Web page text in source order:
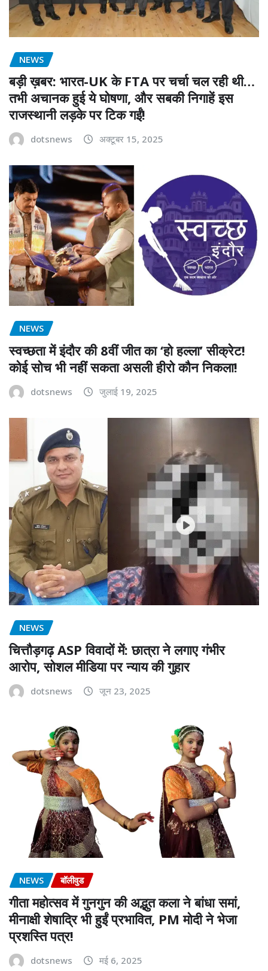
NEWS
बड़ी ख़बर: भारत-UK के FTA पर चर्चा चल रही थी…
तभी अचानक हुई ये घोषणा, और सबकी निगाहें इस
राजस्थानी लड़के पर टिक गईं!
dotsnews अक्टूबर 15, 2025
NEWS
स्वच्छता में इंदौर की 8वीं जीत का ‘हो हल्ला’ सीक्रेट!
कोई सोच भी नहीं सकता असली हीरो कौन निकला!
dotsnews जुलाई 19, 2025
NEWS
चित्तौड़गढ़ ASP विवादों में: छात्रा ने लगाए गंभीर
आरोप, सोशल मीडिया पर न्याय की गुहार
dotsnews जून 23, 2025
NEWS बॉलीवुड
गीता महोत्सव में गुनगुन की अद्भुत कला ने बांधा समां,
मीनाक्षी शेषाद्रि भी हुईं प्रभावित, PM मोदी ने भेजा
प्रशस्ति पत्र!
dotsnews मई 6, 2025